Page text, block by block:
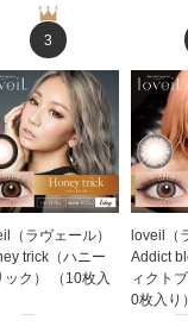
3
（ラヴェール）
trick（ハニー
ック） （10枚入
loveil（
Addict
ィクト
0枚入り